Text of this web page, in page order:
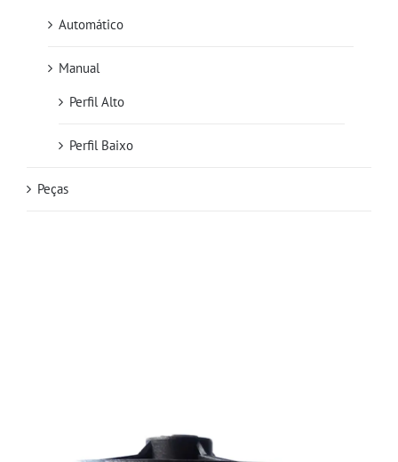
Automático
Manual
Perfil Alto
Perfil Baixo
Peças